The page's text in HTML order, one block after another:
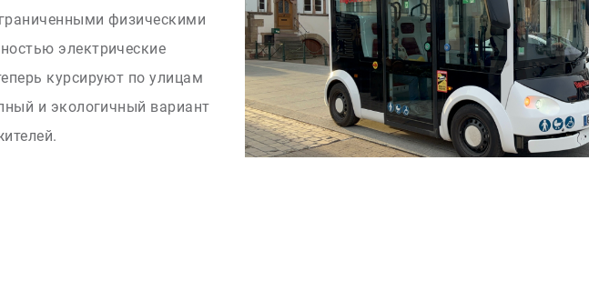
физическими
электрические
курсируют по улицам
и экологичный вариант